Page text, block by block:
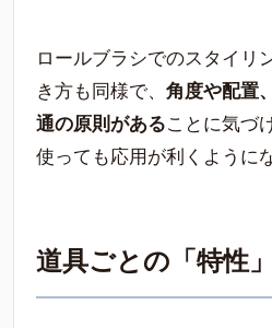
ロールブラシでのスタイリ
き方も同様で、 角度や配置
通の原則があることに気づ
使っても応用が利くように
道具ごとの「特性